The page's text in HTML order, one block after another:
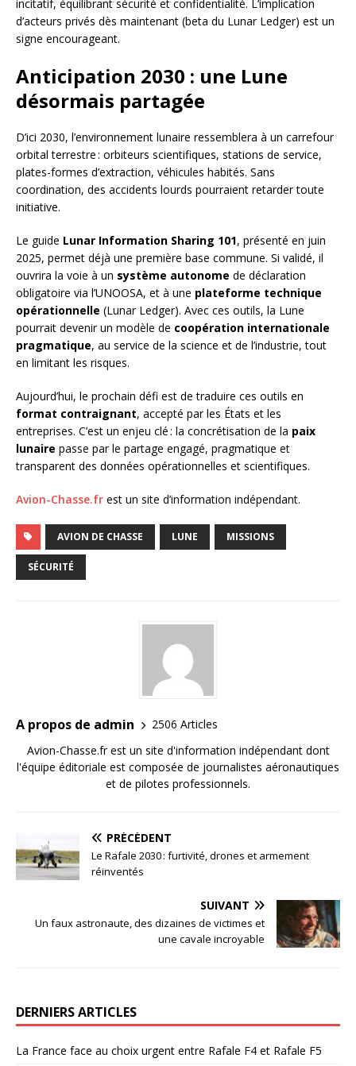
incitatif, équilibrant sécurité et confidentialité. L’implication
d’acteurs privés dès maintenant (beta du Lunar Ledger) est un
signe encourageant.
Anticipation 2030 : une Lune
désormais partagée
D’ici 2030, l’environnement lunaire ressemblera à un carrefour
orbital terrestre : orbiteurs scientifiques, stations de service,
plates-formes d’extraction, véhicules habités. Sans
coordination, des accidents lourds pourraient retarder toute
initiative.
Le guide Lunar Information Sharing 101, présenté en juin
2025, permet déjà une première base commune. Si validé, il
ouvrira la voie à un système autonome de déclaration
obligatoire via l’UNOOSA, et à une plateforme technique
opérationnelle (Lunar Ledger). Avec ces outils, la Lune
pourrait devenir un modèle de coopération internationale
pragmatique, au service de la science et de l’industrie, tout
en limitant les risques.
Aujourd’hui, le prochain défi est de traduire ces outils en
format contraignant, accepté par les États et les
entreprises. C’est un enjeu clé : la concrétisation de la paix
lunaire passe par le partage engagé, pragmatique et
transparent des données opérationnelles et scientifiques.
Avion-Chasse.fr est un site d’information indépendant.
AVION DE CHASSE LUNE MISSIONS
SÉCURITÉ
A propos de admin
2506 Articles
Avion-Chasse.fr est un site d'information indépendant dont
l'équipe éditoriale est composée de journalistes aéronautiques
et de pilotes professionnels.
PRÉCÉDENT
Le Rafale 2030 : furtivité, drones et armement
réinventés
SUIVANT
Un faux astronaute, des dizaines de victimes et
une cavale incroyable
DERNIERS ARTICLES
La France face au choix urgent entre Rafale F4 et Rafale F5